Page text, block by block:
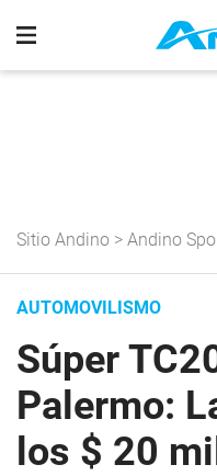
Sitio Andino > Andino
AUTOMOVILISMO
Súper
Palermo:
los $ 20